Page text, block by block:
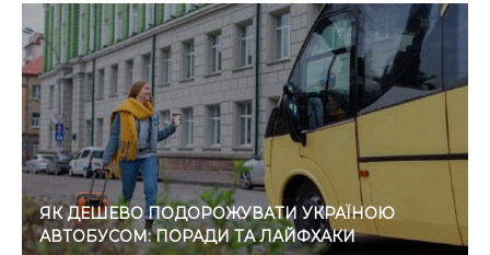
ЯК ДЕШЕВО ПОДОРОЖУВАТИ УКРАЇНОЮ
АВТОБУСОМ: ПОРАДИ ТА ЛАЙФХАКИ